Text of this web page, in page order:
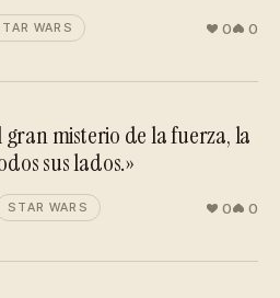
WARS 0 0
gran misterio de la fuerza, la
sus lados.»
STAR WARS 0 0